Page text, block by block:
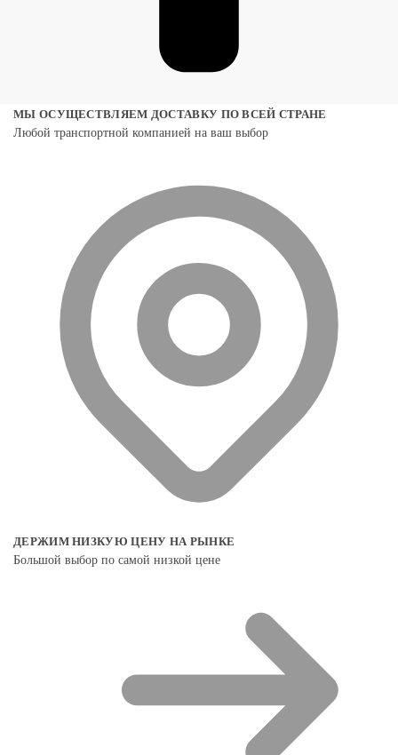
МЫ ОСУЩЕСТВЛЯЕМ ДОСТАВКУ ПО ВСЕЙ СТРАНЕ
Любой транспортной компанией на ваш выбор
ДЕРЖИМ НИЗКУЮ ЦЕНУ НА РЫНКЕ
Большой выбор по самой низкой цене